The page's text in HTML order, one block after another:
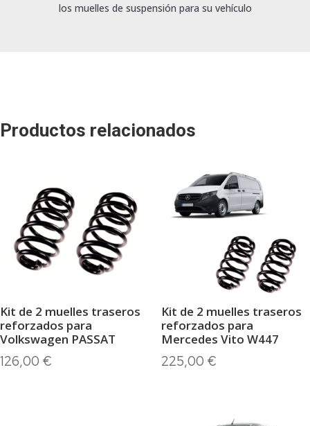
los muelles de suspensión para su vehículo
Productos relacionados
Kit de 2 muelles traseros
reforzados para
Volkswagen PASSAT
126,00 €
Kit de 2 muelles traseros
reforzados para
Mercedes Vito W447
225,00 €